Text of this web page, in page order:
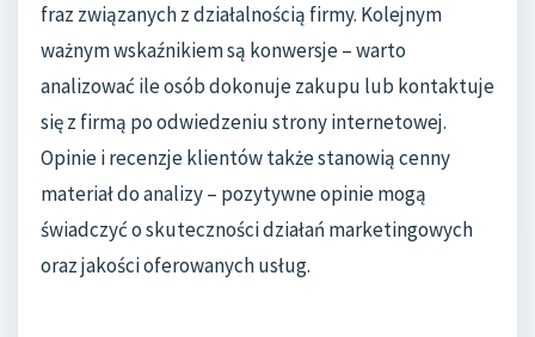
fraz związanych z działalnością firmy. Kolejnym
ważnym wskaźnikiem są konwersje – warto
analizować ile osób dokonuje zakupu lub kontaktuje
się z firmą po odwiedzeniu strony internetowej.
Opinie i recenzje klientów także stanowią cenny
materiał do analizy – pozytywne opinie mogą
świadczyć o skuteczności działań marketingowych
oraz jakości oferowanych usług.